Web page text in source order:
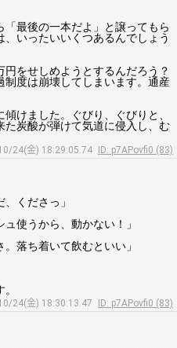
最後の一本だよ」と譲ってもら
いったいいくつあるんでしょう
をせしめようとするんだろう？
制度は崩壊してしまいます。通産
けました。ぐびり、ぐびりと、
炭酸が弾けて気道に侵入し、む
24(金) 18:29:05.74
ID: p7APovfi0 (83)
くださっ」
使うから、動かない！」
落ち着いて飲むといい」
24(金) 18:30:13.47
ID: p7APovfi0 (83)